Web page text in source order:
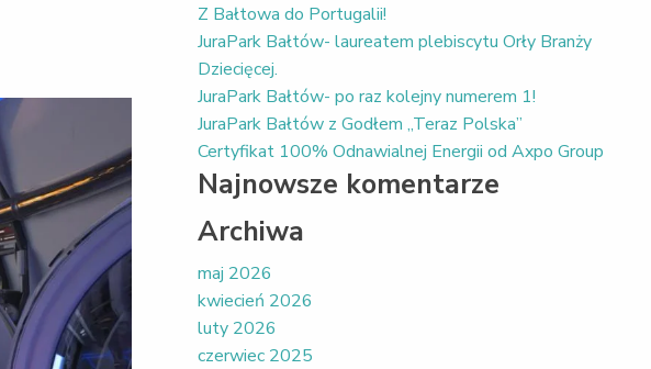
Z Bałtowa do Portugalii!
JuraPark Bałtów- laureatem plebiscytu Orły Branży
Dziecięcej.
JuraPark Bałtów- po raz kolejny numerem 1!
JuraPark Bałtów z Godłem „Teraz Polska”
Certyfikat 100% Odnawialnej Energii od Axpo Group
Najnowsze komentarze
Archiwa
maj 2026
kwiecień 2026
luty 2026
czerwiec 2025